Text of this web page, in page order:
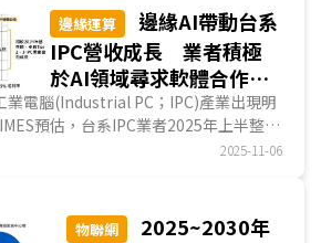
。邊緣AI處理器出現顯著的代工策略分
守、追求成本與穩定的產品持續使用台積
激進策略、旗艦端的地端資料中心產品則
子先進製程。...
邊緣運算
邊緣AI帶動台系
IPC營收成長 業者積極
於AI領域尋求軟體合作夥
伴
業電腦(Industrial PC；IPC)產業出現明
預估，台系IPC業者2025年上半整體
億元，年成長率達13.6%，...2025-11-06
物聯網
2025~2030年